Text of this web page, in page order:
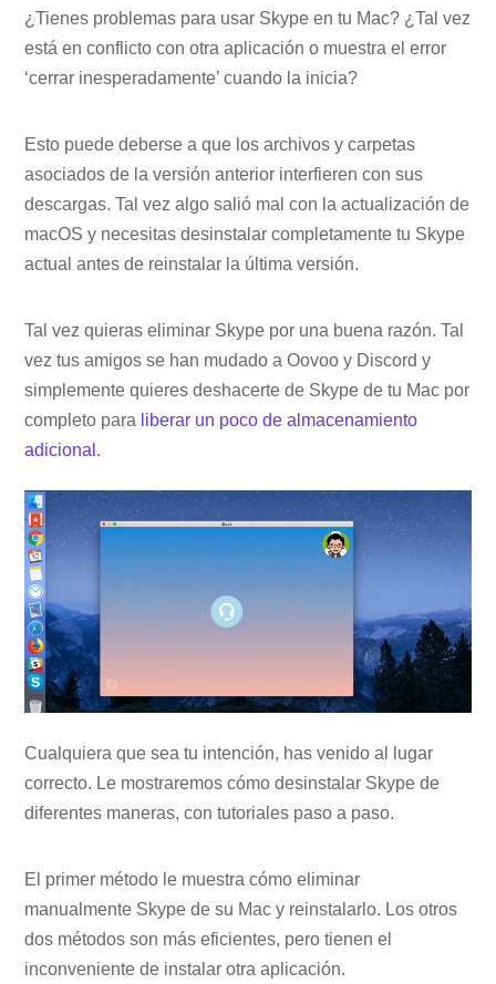
¿Tienes problemas para usar Skype en tu Mac? ¿Tal vez
está en conflicto con otra aplicación o muestra el error
‘cerrar inesperadamente’ cuando la inicia?
Esto puede deberse a que los archivos y carpetas
asociados de la versión anterior interfieren con sus
descargas. Tal vez algo salió mal con la actualización de
macOS y necesitas desinstalar completamente tu Skype
actual antes de reinstalar la última versión.
Tal vez quieras eliminar Skype por una buena razón. Tal
vez tus amigos se han mudado a Oovoo y Discord y
simplemente quieres deshacerte de Skype de tu Mac por
completo para liberar un poco de almacenamiento
adicional .
Cualquiera que sea tu intención, has venido al lugar
correcto. Le mostraremos cómo desinstalar Skype de
diferentes maneras, con tutoriales paso a paso.
El primer método le muestra cómo eliminar
manualmente Skype de su Mac y reinstalarlo. Los otros
dos métodos son más eficientes, pero tienen el
inconveniente de instalar otra aplicación.